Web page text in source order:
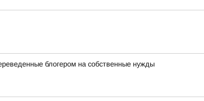
блогером на собственные нужды